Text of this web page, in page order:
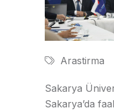
Arastirma
Sakarya
Sakarya’da